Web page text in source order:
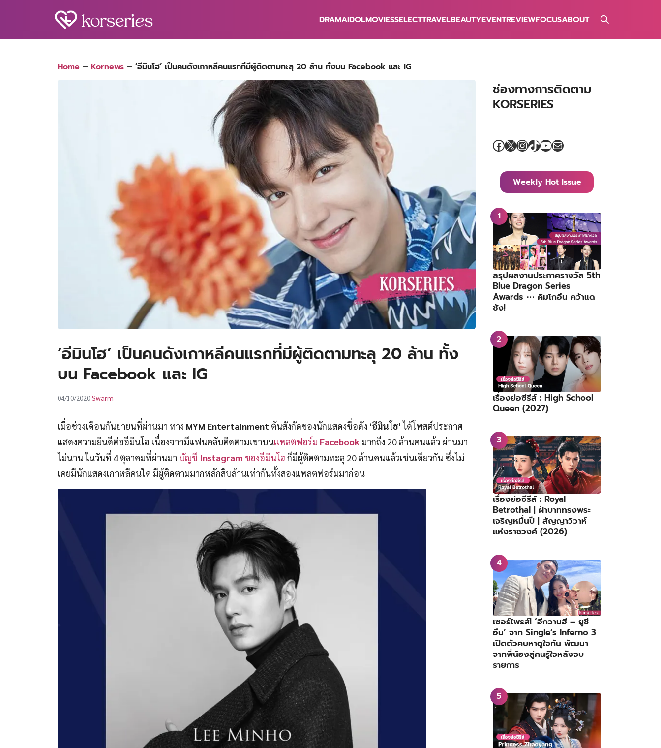
DRAMAIDOLMOVIESSELECTTRAVELBEAUTYEVENTREVIEWFOCUSABOUT
Home – Kornews – ‘อีมินโฮ’ เป็นคนดังเกาหลีคนแรกที่มีผู้ติดตามทะลุ 20 ล้าน ทั้งบน Facebook และ IG
‘อีมินโฮ’ เป็นคนดังเกาหลีคนแรกที่มีผู้ติดตามทะลุ 20 ล้าน ทั้ง
บน Facebook และ IG
04/10/2020 Swarm
เมื่อช่วงเดือนกันยายนที่ผ่านมา ทาง MYM Entertainment ต้นสังกัดของนักแสดงชื่อดัง ‘อีมินโฮ’ ได้โพสต์ประกาศ
แสดงความยินดีต่ออีมินโฮ เนื่องจากมีแฟนคลับติดตามเขาบนแพลตฟอร์ม Facebook มากถึง 20 ล้านคนแล้ว ผ่านมา
ไม่นาน ในวันที่ 4 ตุลาคมที่ผ่านมา บัญชี Instagram ของอีมินโฮก็มีผู้ติดตามทะลุ 20 ล้านคนแล้วเช่นเดียวกัน ซึ่งไม่
เคยมีนักแสดงเกาหลีคนใด มีผู้ติดตามมากหลักสิบล้านเท่ากันทั้งสองแพลตฟอร์มมาก่อน
ช่องทางการติดตาม
KORSERIES
Facebook
X Instagram
TikTok
YouTube
Mail
Weekly Hot Issue
สรุปผลงานประกาศรางวัล 5th
Blue Dragon Series
Awards ⋯ คิมโกอึน คว้าแด
ซัง!
เรื่องย่อซีรีส์ : High School
Queen (2027)
เรื่องย่อซีรีส์ : Royal
Betrothal | ฝ่าบาททรงพระ
เจริญหมื่นปี | สัญญาวิวาห์
แห่งราชวงศ์ (2026)
เซอร์ไพรส์! ‘อีกวานฮี – ยูชี
อึน’ จาก Single’s Inferno 3
เปิดตัวคบหาดูใจกัน พัฒนา
จากพี่น้องสู่คนรู้ใจหลังจบ
รายการ